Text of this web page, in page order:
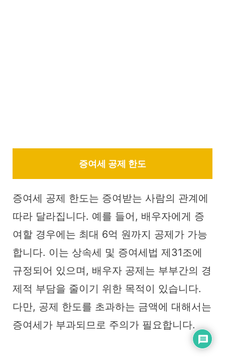
증여세 공제 한도
증여세 공제 한도는 증여받는 사람의 관계에
따라 달라집니다. 예를 들어, 배우자에게 증
여할 경우에는 최대 6억 원까지 공제가 가능
합니다. 이는 상속세 및 증여세법 제31조에
규정되어 있으며, 배우자 공제는 부부간의 경
제적 부담을 줄이기 위한 목적이 있습니다.
다만, 공제 한도를 초과하는 금액에 대해서는
증여세가 부과되므로 주의가 필요합니다.